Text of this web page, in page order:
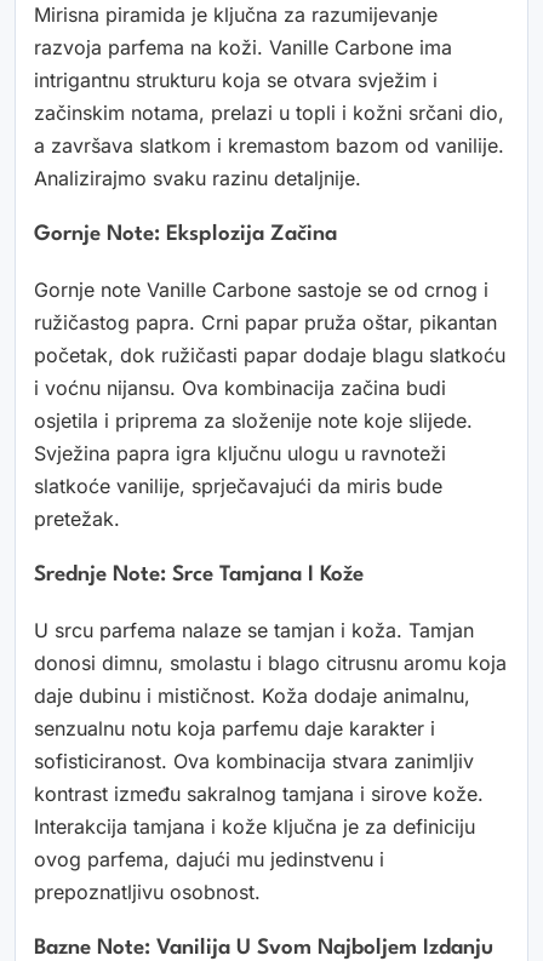
Mirisna piramida je ključna za razumijevanje
razvoja parfema na koži. Vanille Carbone ima
intrigantnu strukturu koja se otvara svježim i
začinskim notama, prelazi u topli i kožni srčani dio,
a završava slatkom i kremastom bazom od vanilije.
Analizirajmo svaku razinu detaljnije.
Gornje Note: Eksplozija Začina
Gornje note Vanille Carbone sastoje se od crnog i
ružičastog papra. Crni papar pruža oštar, pikantan
početak, dok ružičasti papar dodaje blagu slatkoću
i voćnu nijansu. Ova kombinacija začina budi
osjetila i priprema za složenije note koje slijede.
Svježina papra igra ključnu ulogu u ravnoteži
slatkoće vanilije, sprječavajući da miris bude
pretežak.
Srednje Note: Srce Tamjana I Kože
U srcu parfema nalaze se tamjan i koža. Tamjan
donosi dimnu, smolastu i blago citrusnu aromu koja
daje dubinu i mističnost. Koža dodaje animalnu,
senzualnu notu koja parfemu daje karakter i
sofisticiranost. Ova kombinacija stvara zanimljiv
kontrast između sakralnog tamjana i sirove kože.
Interakcija tamjana i kože ključna je za definiciju
ovog parfema, dajući mu jedinstvenu i
prepoznatljivu osobnost.
Bazne Note: Vanilija U Svom Najboljem Izdanju